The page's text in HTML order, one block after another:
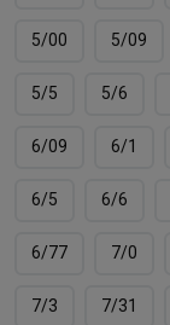
5/00 5/09
5/5 5/6
6/09 6/1
6/5 6/6
6/77 7/0
7/3 7/31